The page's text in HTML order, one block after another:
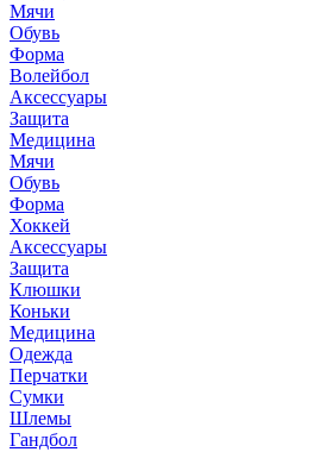
Мячи
Обувь
Форма
Волейбол
Аксессуары
Защита
Медицина
Мячи
Обувь
Форма
Хоккей
Аксессуары
Защита
Клюшки
Коньки
Медицина
Одежда
Перчатки
Сумки
Шлемы
Гандбол